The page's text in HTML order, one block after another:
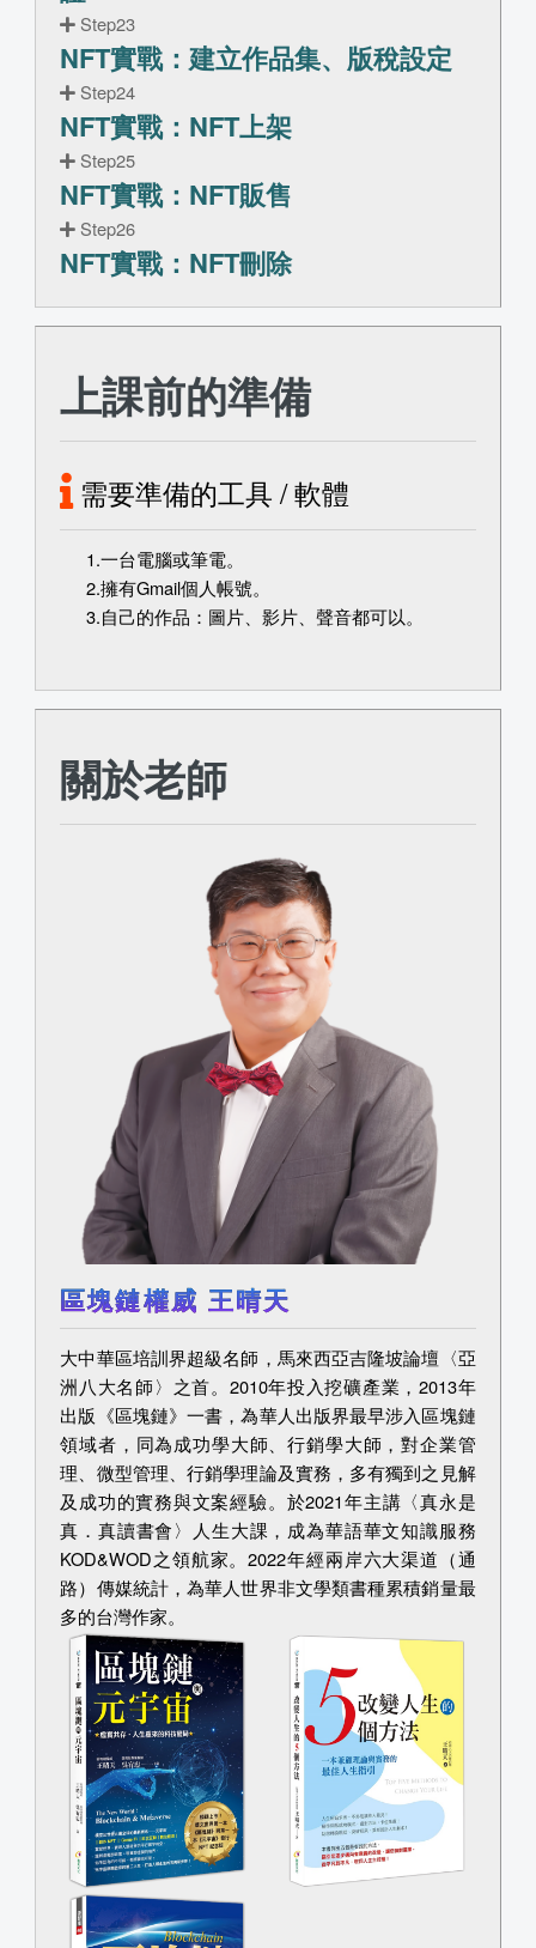
Step23
NFT實戰：建立作品集、版稅設定
Step24
NFT實戰：NFT上架
Step25
NFT實戰：NFT販售
Step26
NFT實戰：NFT刪除
上課前的準備
需要準備的工具 / 軟體
1.一台電腦或筆電。
2.擁有Gmail個人帳號。
3.自己的作品：圖片、影片、聲音都可以。
關於老師
區塊鏈權威 王晴天
大中華區培訓界超級名師，馬來西亞吉隆坡論壇〈亞
洲八大名師〉之首。2010年投入挖礦產業，2013年
出版《區塊鏈》一書，為華人出版界最早涉入區塊鏈
領域者，同為成功學大師、行銷學大師，對企業管
理、微型管理、行銷學理論及實務，多有獨到之見解
及成功的實務與文案經驗。於2021年主講〈真永是
真．真讀書會〉人生大課，成為華語華文知識服務
KOD&WOD之領航家。2022年經兩岸六大渠道（通
路）傳媒統計，為華人世界非文學類書種累積銷量最
多的台灣作家。